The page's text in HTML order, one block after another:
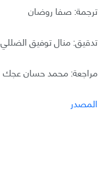
ترجمة: صفا روضان
تدقيق: منال توفيق الضللي
مراجعة: محمد حسان عجك
المصدر